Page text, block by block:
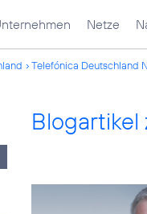
Netze
Telefónica Deutschland